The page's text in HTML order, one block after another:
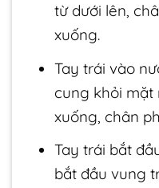
từ dưới lên,
xuống.
Tay trái vào
cung khỏi mặt
xuống, chân
Tay trái bắt
bắt đầu vung